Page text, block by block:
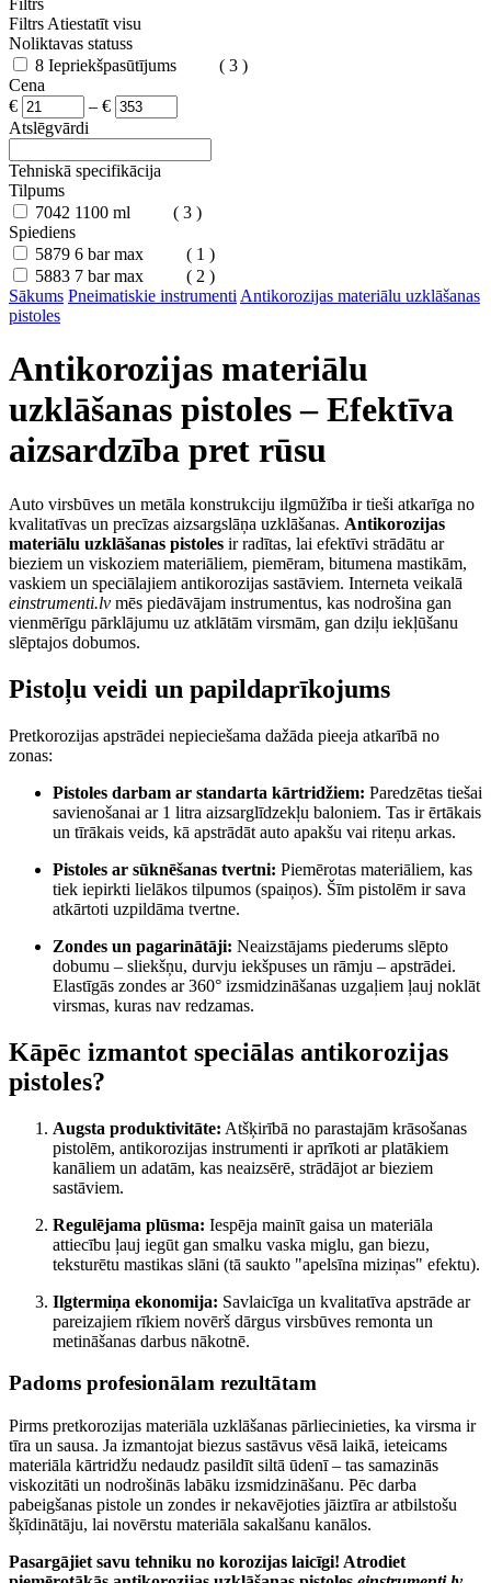
Filtrs
Filtrs Atiestatīt visu
Noliktavas statuss
8 Iepriekšpasūtījums
( 3 )
Cena
€
– €
Atslēgvārdi
Tehniskā specifikācija
Tilpums
7042 1100 ml
( 3 )
Spiediens
5879 6 bar max
( 1 )
5883 7 bar max
( 2 )
Sākums Pneimatiskie instrumenti Antikorozijas materiālu uzklāšanas
pistoles
Antikorozijas materiālu
uzklāšanas pistoles – Efektīva
aizsardzība pret rūsu
Auto virsbūves un metāla konstrukciju ilgmūžība ir tieši atkarīga no
kvalitatīvas un precīzas aizsargslāņa uzklāšanas. Antikorozijas
materiālu uzklāšanas pistoles ir radītas, lai efektīvi strādātu ar
bieziem un viskoziem materiāliem, piemēram, bitumena mastikām,
vaskiem un speciālajiem antikorozijas sastāviem. Interneta veikalā
einstrumenti.lv mēs piedāvājam instrumentus, kas nodrošina gan
vienmērīgu pārklājumu uz atklātām virsmām, gan dziļu iekļūšanu
slēptajos dobumos.
Pistoļu veidi un papildaprīkojums
Pretkorozijas apstrādei nepieciešama dažāda pieeja atkarībā no
zonas:
Pistoles darbam ar standarta kārtridžiem: Paredzētas tiešai
savienošanai ar 1 litra aizsarglīdzekļu baloniem. Tas ir ērtākais
un tīrākais veids, kā apstrādāt auto apakšu vai riteņu arkas.
Pistoles ar sūknēšanas tvertni: Piemērotas materiāliem, kas
tiek iepirkti lielākos tilpumos (spaiņos). Šīm pistolēm ir sava
atkārtoti uzpildāma tvertne.
Zondes un pagarinātāji: Neaizstājams piederums slēpto
dobumu – sliekšņu, durvju iekšpuses un rāmju – apstrādei.
Elastīgās zondes ar 360° izsmidzināšanas uzgaļiem ļauj noklāt
virsmas, kuras nav redzamas.
Kāpēc izmantot speciālas antikorozijas
pistoles?
Augsta produktivitāte: Atšķirībā no parastajām krāsošanas
pistolēm, antikorozijas instrumenti ir aprīkoti ar platākiem
kanāliem un adatām, kas neaizsērē, strādājot ar bieziem
sastāviem.
Regulējama plūsma: Iespēja mainīt gaisa un materiāla
attiecību ļauj iegūt gan smalku vaska miglu, gan biezu,
teksturētu mastikas slāni (tā saukto "apelsīna miziņas" efektu).
Ilgtermiņa ekonomija: Savlaicīga un kvalitatīva apstrāde ar
pareizajiem rīkiem novērš dārgus virsbūves remonta un
metināšanas darbus nākotnē.
Padoms profesionālam rezultātam
Pirms pretkorozijas materiāla uzklāšanas pārliecinieties, ka virsma ir
tīra un sausa. Ja izmantojat biezus sastāvus vēsā laikā, ieteicams
materiāla kārtridžu nedaudz pasildīt siltā ūdenī – tas samazinās
viskozitāti un nodrošinās labāku izsmidzināšanu. Pēc darba
pabeigšanas pistole un zondes ir nekavējoties jāiztīra ar atbilstošu
šķīdinātāju, lai novērstu materiāla sakalšanu kanālos.
Pasargājiet savu tehniku no korozijas laicīgi! Atrodiet